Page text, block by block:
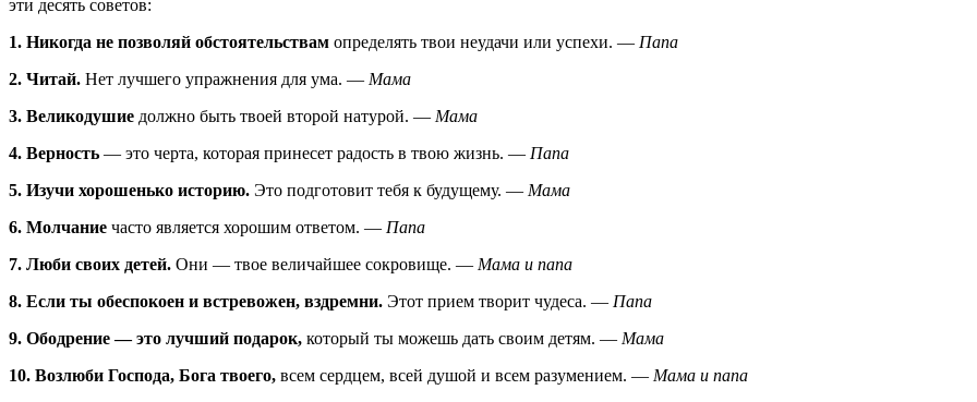
эти десять советов:
1. Никогда не позволяй обстоятельствам определять твои неудачи или успехи. — Папа
2. Читай. Нет лучшего упражнения для ума. — Мама
3. Великодушие должно быть твоей второй натурой. — Мама
4. Верность — это черта, которая принесет радость в твою жизнь. — Папа
5. Изучи хорошенько историю. Это подготовит тебя к будущему. — Мама
6. Молчание часто является хорошим ответом. — Папа
7. Люби своих детей. Они — твое величайшее сокровище. — Мама и папа
8. Если ты обеспокоен и встревожен, вздремни. Этот прием творит чудеса. — Папа
9. Ободрение — это лучший подарок, который ты можешь дать своим детям. — Мама
10. Возлюби Господа, Бога твоего, всем сердцем, всей душой и всем разумением. — Мама и папа